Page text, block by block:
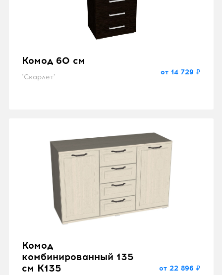
Комод 60 см
"Скарлет"
от 14 729 ₽
Комод
комбинированный 135
см K135
от 22 896 ₽